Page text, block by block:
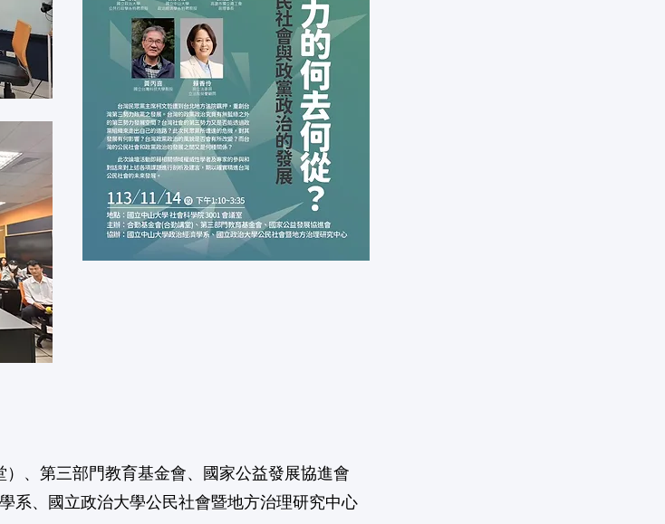
、第三部門教育基金會、國家公益發展協進會
系、國立政治大學公民社會暨地方治理研究中心